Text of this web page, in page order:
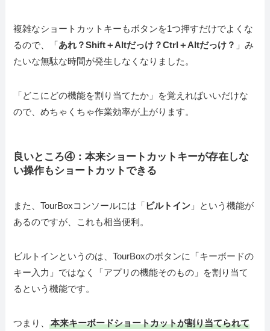
複雑なショートカットキーもボタンを1つ押すだけでよくな
るので、「あれ？Shift＋Altだっけ？Ctrl＋Altだっけ？ 」み
たいな無駄な時間が発生しなくなりました。
「どこにどの機能を割り当てたか」を覚えればいいだけな
ので、めちゃくちゃ作業効率が上がります。
良いところ④：本来ショートカットキーが存在しな
い操作もショートカットできる
また、TourBoxコンソールには「ビルトイン 」という機能が
あるのですが、これも相当便利。
ビルトインというのは、TourBoxのボタンに「キーボードの
キー入力」ではなく「アプリの機能そのもの」を割り当て
るという機能です。
つまり、本来キーボードショートカットが割り当てられて